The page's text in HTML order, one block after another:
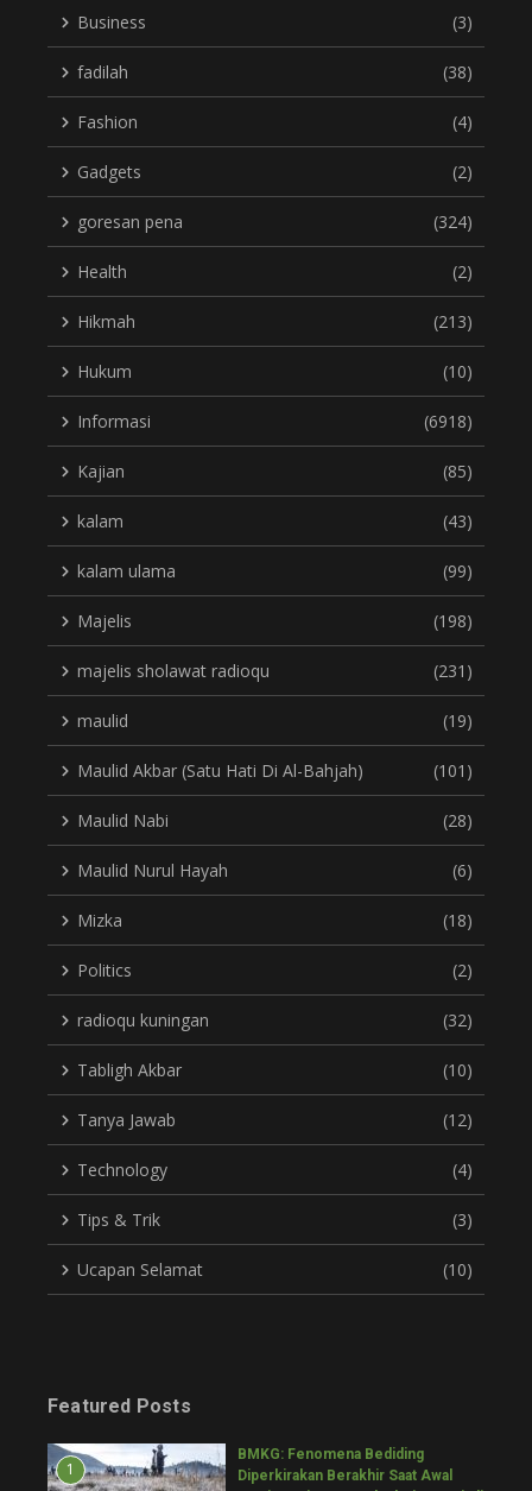
Business (3)
fadilah (38)
Fashion (4)
Gadgets (2)
goresan pena (324)
Health (2)
Hikmah (213)
Hukum (10)
Informasi (6918)
Kajian (85)
kalam (43)
kalam ulama (99)
Majelis (198)
majelis sholawat radioqu (231)
maulid (19)
Maulid Akbar (Satu Hati Di Al-Bahjah) (101)
Maulid Nabi (28)
Maulid Nurul Hayah (6)
Mizka (18)
Politics (2)
radioqu kuningan (32)
Tabligh Akbar (10)
Tanya Jawab (12)
Technology (4)
Tips & Trik (3)
Ucapan Selamat (10)
Featured Posts
1
BMKG: Fenomena Bediding
Diperkirakan Berakhir Saat Awal